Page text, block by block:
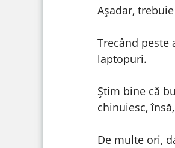
Așadar,
Trecând peste
laptopuri.
Știm bine că
chinuiesc,
De multe ori,